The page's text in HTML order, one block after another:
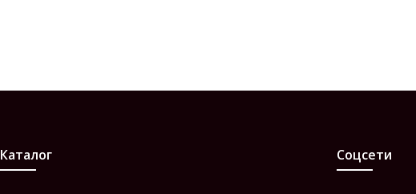
Каталог Соцсети